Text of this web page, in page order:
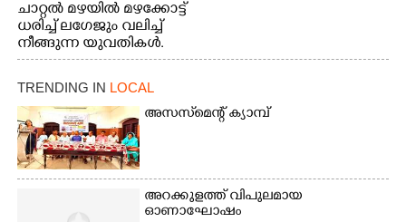
ചാറ്റൽ മഴയിൽ മഴക്കോട്ട്
ധരിച്ച് ലഗേജും വലിച്ച്
നീങ്ങുന്ന യുവതികൾ.
എറണാകുളം മേനകയിൽ
നിന്നുള്ള കാഴ്ച
TRENDING IN LOCAL
അസസ്‌മെന്റ് ക്യാമ്പ്
അറക്കുളത്ത് വിപുലമായ
ഓണാഘോഷം